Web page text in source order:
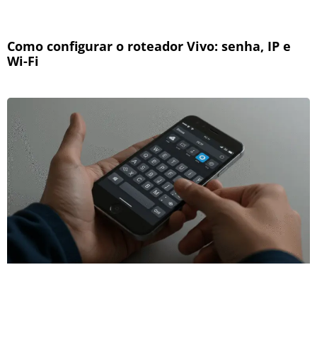
Como configurar o roteador Vivo: senha, IP e
Wi-Fi